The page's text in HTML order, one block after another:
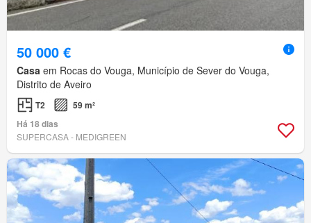
50 000 €
Casa em Rocas do Vouga, Município de Sever do Vouga,
Distrito de Aveiro
T2
59 m²
Há 18 dias
SUPERCASA - MEDIGREEN